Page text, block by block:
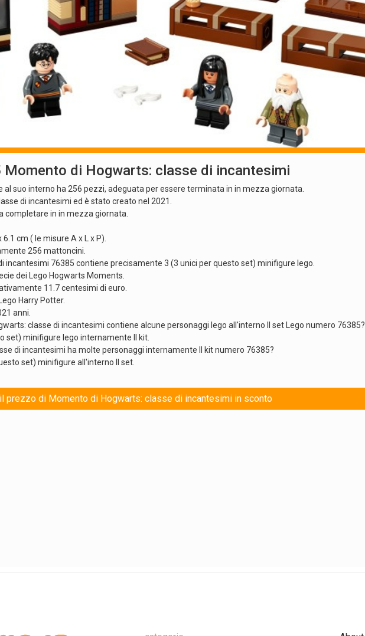
Momento di Hogwarts: classe di incantesimi
al suo interno ha 256 pezzi, adeguata per essere terminata in in mezza giornata.
di incantesimi ed è stato creato nel 2021.
completare in in mezza giornata.
cm ( le misure A x L x P).
256 mattoncini.
incantesimi 76385 contiene precisamente 3 (3 unici per questo set) minifigure lego.
dei Lego Hogwarts Moments.
11.7 centesimi di euro.
Harry Potter.
anni.
classe di incantesimi contiene alcune personaggi lego all'interno Il set Lego numero 76385?
set) minifigure lego internamente Il kit.
di incantesimi ha molte personaggi internamente Il kit numero 76385?
set) minifigure all'interno Il set.
prezzo di Momento di Hogwarts: classe di incantesimi in sconto